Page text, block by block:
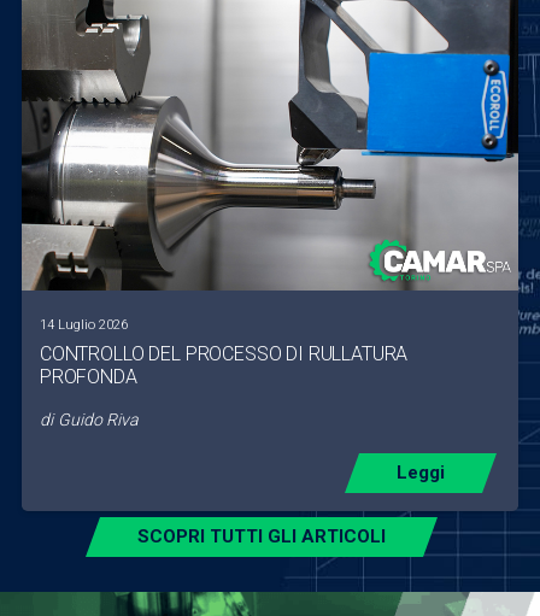
14 Luglio 2026
CONTROLLO DEL PROCESSO DI RULLATURA
PROFONDA
di Guido Riva
Leggi
SCOPRI TUTTI GLI ARTICOLI